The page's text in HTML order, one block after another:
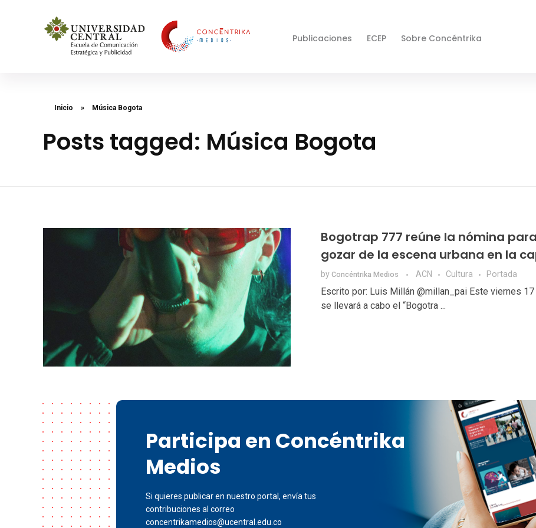
Publicaciones ECEP Sobre Concéntrika
Inicio » Música Bogota
Posts tagged: Música Bogota
Bogotrap 777 reúne la nómina para
gozar de la escena urbana en la
by Concéntrika Medios ACN Cultura Portada
Escrito por: Luis Millán @millan_pai Este viernes 17
se llevará a cabo el “Bogotra ...
Participa en Concéntrika
Medios
Si quieres publicar en nuestro portal, envía tus
contribuciones al correo
concentrikamedios@ucentral.edu.co